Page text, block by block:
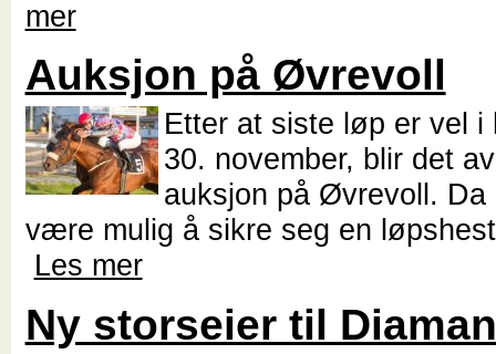
mer
Auksjon på Øvrevoll
Etter at siste løp er vel i
30. november, blir det
auksjon på Øvrevoll. Da
være mulig å sikre seg en
Les mer
Ny storseier til